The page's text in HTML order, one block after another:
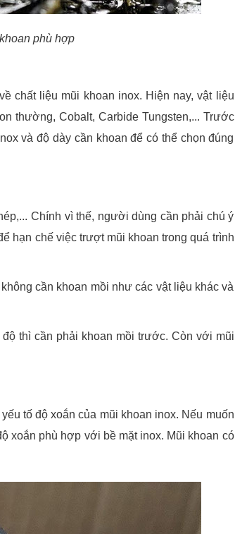
phù hợp
chất liệu mũi khoan inox. Hiện nay, vật liệu
thường, Cobalt, Carbide Tungsten,... Trước
và độ dày cần khoan để có thể chọn đúng
Chính vì thế, người dùng cần phải chú ý
hạn chế việc trượt mũi khoan trong quá trình
cần khoan mồi như các vật liệu khác và
thì cần phải khoan mồi trước. Còn với mũi
tố độ xoắn của mũi khoan inox. Nếu muốn
xoắn phù hợp với bề mặt inox. Mũi khoan có